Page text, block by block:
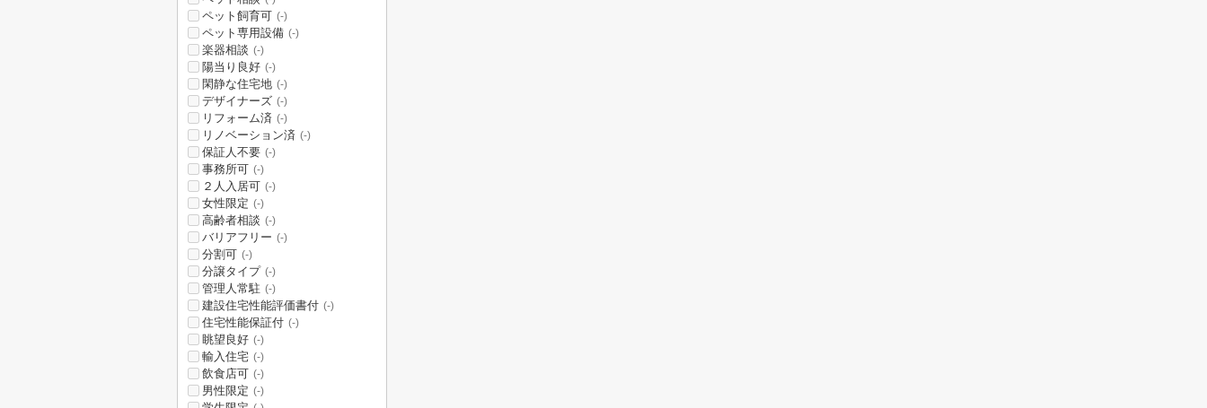
ペット飼育可 (-)
ペット専用設備 (-)
楽器相談 (-)
陽当り良好 (-)
閑静な住宅地 (-)
デザイナーズ (-)
リフォーム済 (-)
リノベーション済 (-)
保証人不要 (-)
事務所可 (-)
２人入居可 (-)
女性限定 (-)
高齢者相談 (-)
バリアフリー (-)
分割可 (-)
分譲タイプ (-)
管理人常駐 (-)
建設住宅性能評価書付 (-)
住宅性能保証付 (-)
眺望良好 (-)
輸入住宅 (-)
飲食店可 (-)
男性限定 (-)